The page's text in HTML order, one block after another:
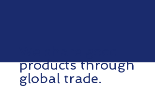
products through
global trade.